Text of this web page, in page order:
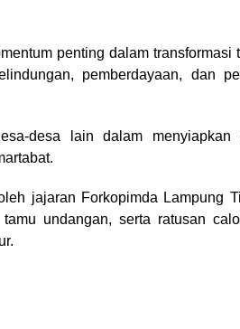
penting dalam transformasi
pemberdayaan, dan
desa lain dalam menyiapkan
jajaran Forkopimda Lampung
undangan, serta ratusan